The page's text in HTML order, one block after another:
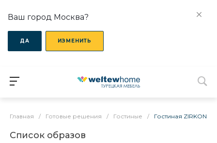
Ваш город Москва?
ДА ИЗМЕНИТЬ
Главная / Готовые решения / Гостиные / Гостиная ZIRKON
Список образов